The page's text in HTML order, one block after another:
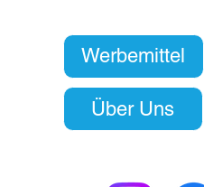
Werbemittel
Über Uns